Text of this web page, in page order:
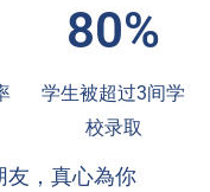
80%
学生被超过3间学
校录取
友，真心為你